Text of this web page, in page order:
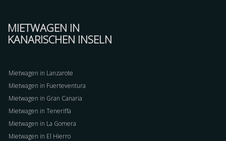
MIETWAGEN IN
KANARISCHEN INSELN
Mietwagen in Lanzarote
Mietwagen in Fuerteventura
Mietwagen in Gran Canaria
Mietwagen in Teneriffa
Mietwagen in La Gomera
Mietwagen in El Hierro